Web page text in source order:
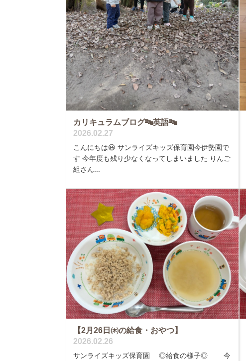
カリキュラムブログ🔤英語🔤
2026.02.27
こんにちは😃 サンライズキッズ保育園今伊勢園で
す 今年度も残り少なくなってしまいました りんご
組さん...
【2月26日㈭の給食・おやつ】
2026.02.26
サンライズキッズ保育園 ◎給食の様子◎ 今